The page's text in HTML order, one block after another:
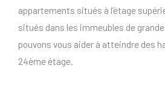
appartements situés à l’étage
situés dans les immeubles de
pouvons vous aider à atteindre des
24ème étage.